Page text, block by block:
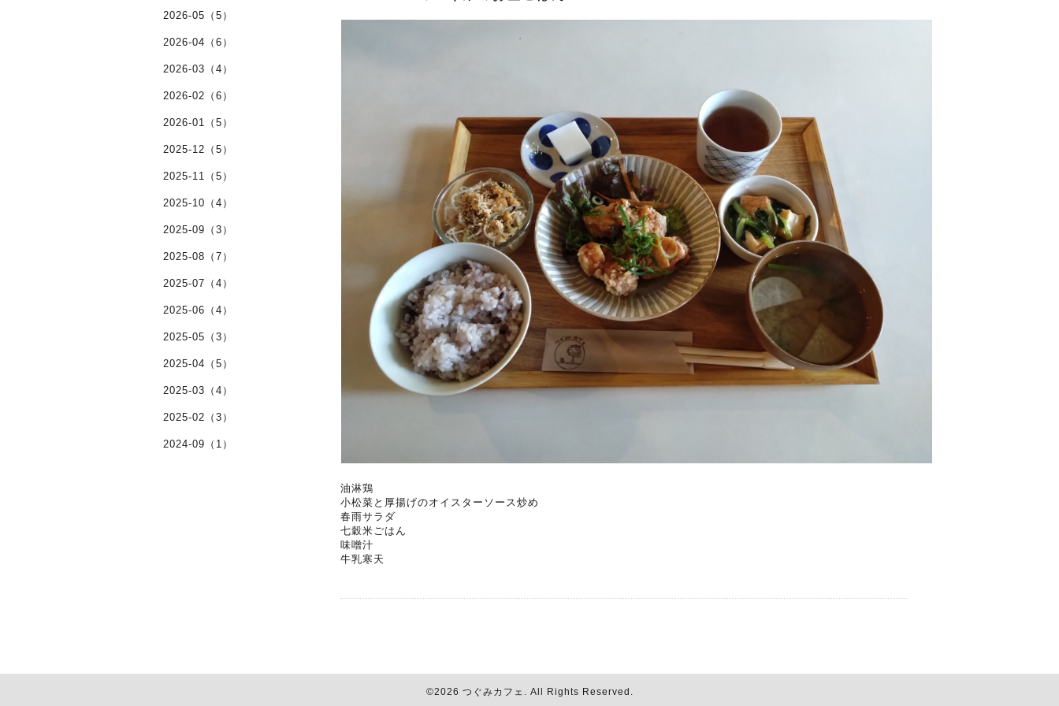
油淋鶏
小松菜と厚揚げのオイスターソース炒め
春雨サラダ
七穀米ごはん
味噌汁
牛乳寒天
2026-05（5）
2026-04（6）
2026-03（4）
2026-02（6）
2026-01（5）
2025-12（5）
2025-11（5）
2025-10（4）
2025-09（3）
2025-08（7）
2025-07（4）
2025-06（4）
2025-05（3）
2025-04（5）
2025-03（4）
2025-02（3）
2024-09（1）
©2026 つぐみカフェ . All Rights Reserved.